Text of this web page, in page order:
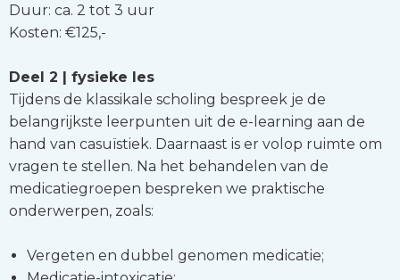
Duur: ca. 2 tot 3 uur
Kosten: €125,-
Deel 2 | fysieke les
Tijdens de klassikale scholing bespreek je de
belangrijkste leerpunten uit de e-learning aan de
hand van casuïstiek. Daarnaast is er volop ruimte om
vragen te stellen. Na het behandelen van de
medicatiegroepen bespreken we praktische
onderwerpen, zoals:
Vergeten en dubbel genomen medicatie;